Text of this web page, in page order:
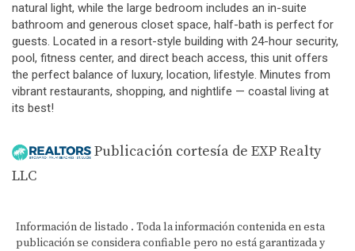
natural light, while the large bedroom includes an in-suite
bathroom and generous closet space, half-bath is perfect for
guests. Located in a resort-style building with 24-hour security,
pool, fitness center, and direct beach access, this unit offers
the perfect balance of luxury, location, lifestyle. Minutes from
vibrant restaurants, shopping, and nightlife — coastal living at
its best!
Publicación cortesía de EXP Realty
LLC
Información de listado . Toda la información contenida en esta
publicación se considera confiable pero no está garantizada y